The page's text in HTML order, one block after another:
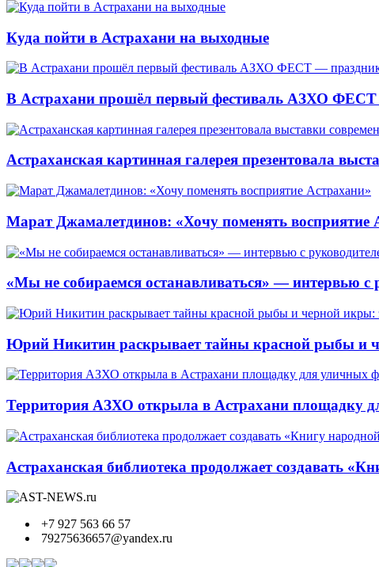
Куда пойти в Астрахани на выходные
В Астрахани прошёл первый фестиваль АЗХО ФЕСТ
Астраханская картинная галерея презентовала
Марат Джамалетдинов: «Хочу поменять восприятие
«Мы не собираемся останавливаться» — интервью с
Юрий Никитин раскрывает тайны красной рыбы и
Территория АЗХО открыла в Астрахани площадку
Астраханская библиотека продолжает создавать
+7 927 563 66 57
79275636657@yandex.ru